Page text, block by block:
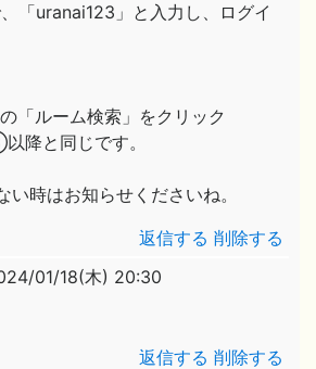
「uranai123」と入力し、ログイ
「ルーム検索」をクリック
降と同じです。
い時はお知らせくださいね。
返信する 削除する
01/18(木) 20:30
返信する 削除する